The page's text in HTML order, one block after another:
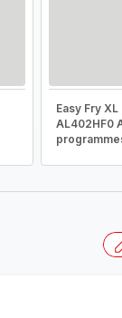
Easy Fry
AL402HF0